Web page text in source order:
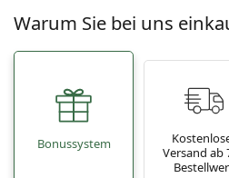
Warum Sie bei uns
Bonussystem
Versand ab